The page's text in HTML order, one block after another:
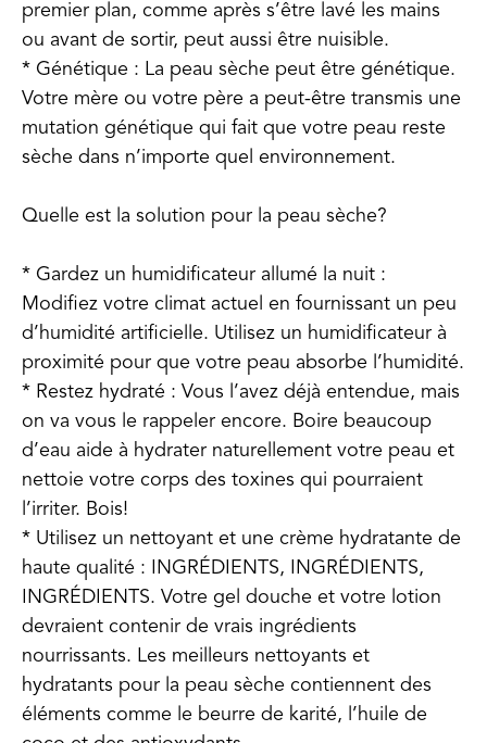
premier plan, comme après s’être lavé les mains
ou avant de sortir, peut aussi être nuisible.
* Génétique : La peau sèche peut être génétique.
Votre mère ou votre père a peut-être transmis une
mutation génétique qui fait que votre peau reste
sèche dans n’importe quel environnement.
Quelle est la solution pour la peau sèche?
* Gardez un humidificateur allumé la nuit :
Modifiez votre climat actuel en fournissant un peu
d’humidité artificielle. Utilisez un humidificateur à
proximité pour que votre peau absorbe l’humidité.
* Restez hydraté : Vous l’avez déjà entendue, mais
on va vous le rappeler encore. Boire beaucoup
d’eau aide à hydrater naturellement votre peau et
nettoie votre corps des toxines qui pourraient
l’irriter. Bois!
* Utilisez un nettoyant et une crème hydratante de
haute qualité : INGRÉDIENTS, INGRÉDIENTS,
INGRÉDIENTS. Votre gel douche et votre lotion
devraient contenir de vrais ingrédients
nourrissants. Les meilleurs nettoyants et
hydratants pour la peau sèche contiennent des
éléments comme le beurre de karité, l’huile de